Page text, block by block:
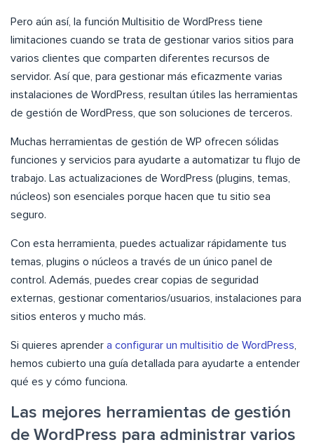
Pero aún así, la función Multisitio de WordPress tiene
limitaciones cuando se trata de gestionar varios sitios para
varios clientes que comparten diferentes recursos de
servidor. Así que, para gestionar más eficazmente varias
instalaciones de WordPress, resultan útiles las herramientas
de gestión de WordPress, que son soluciones de terceros.
Muchas herramientas de gestión de WP ofrecen sólidas
funciones y servicios para ayudarte a automatizar tu flujo de
trabajo. Las actualizaciones de WordPress (plugins, temas,
núcleos) son esenciales porque hacen que tu sitio sea
seguro.
Con esta herramienta, puedes actualizar rápidamente tus
temas, plugins o núcleos a través de un único panel de
control. Además, puedes crear copias de seguridad
externas, gestionar comentarios/usuarios, instalaciones para
sitios enteros y mucho más.
Si quieres aprender a configurar un multisitio de WordPress,
hemos cubierto una guía detallada para ayudarte a entender
qué es y cómo funciona.
Las mejores herramientas de gestión
de WordPress para administrar varios